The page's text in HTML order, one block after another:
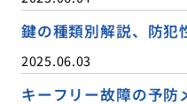
鍵の種類別解説、防犯
2025.06.03
キーフリー故障の予防